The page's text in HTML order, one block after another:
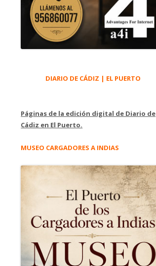
DIARIO DE CÁDIZ | EL PUERTO
Páginas de la edición digital de Diario de
Cádiz en El Puerto.
MUSEO CARGADORES A INDIAS